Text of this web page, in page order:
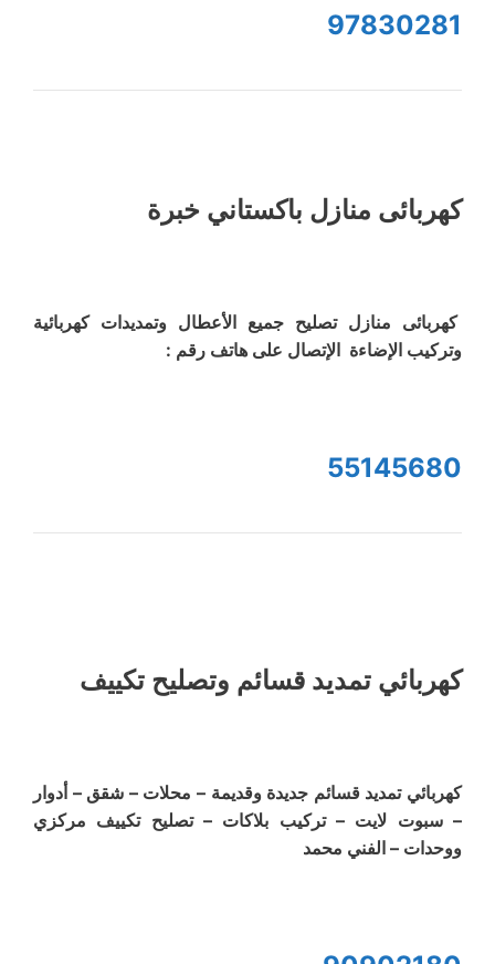
97830281
كهربائى منازل باكستاني خبرة
كهربائى منازل تصليح جميع الأعطال وتمديدات كهربائية
وتركيب الإضاءة الإتصال على هاتف رقم :
55145680
كهربائي تمديد قسائم وتصليح تكييف
كهربائي تمديد قسائم جديدة وقديمة – محلات – شقق – أدوار
– سبوت لايت – تركيب بلاكات – تصليح تكييف مركزي
ووحدات – الفني محمد